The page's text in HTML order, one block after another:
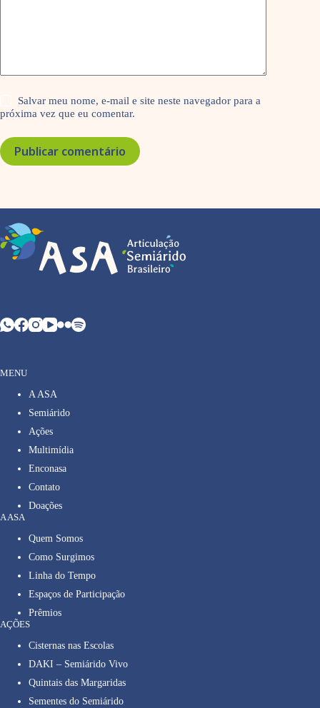
Salvar meu nome, e-mail e site neste navegador para a
próxima vez que eu comentar.
Publicar comentário
MENU
A ASA
Semiárido
Ações
Multimídia
Enconasa
Contato
Doações
A ASA
Quem Somos
Como Surgimos
Linha do Tempo
Espaços de Participação
Prêmios
AÇÕES
Cisternas nas Escolas
DAKI – Semiárido Vivo
Quintais das Margaridas
Sementes do Semiárido